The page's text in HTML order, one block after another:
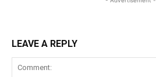
LEAVE A REPLY